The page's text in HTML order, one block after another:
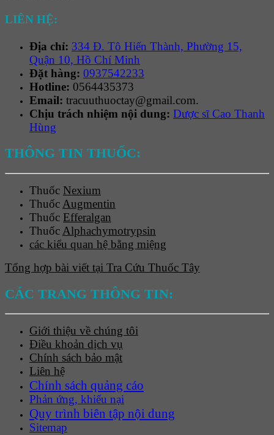
LIÊN HỆ:
Địa chỉ: 334 Đ. Tô Hiến Thành, Phường 15,
Quận 10, Hồ Chí Minh
Đặt hàng: 0937542233
Hotline: 0564435373
Email: tracuuthuoctay@gmail.com.
Chịu trách nhiệm nội dung: Dược sĩ Cao Thanh
Hùng
THÔNG TIN THUỐC:
Thuốc Nexium
Thuốc Augmentin
Thuốc Efferalgan
Thuốc Alphachymotrypsin
các kiểu quan hệ bằng miệng
Tổng hợp bài viết tại Tra Cứu Thuốc Tây
CÁC TRANG THÔNG TIN:
Giới thiệu về chúng tôi
Điều khoản dịch vụ
Chính sách bảo mật
Liên hệ
Chính sách quảng cáo
Phản ứng, khiếu nại
Quy trình biên tập nội dung
Sitemap